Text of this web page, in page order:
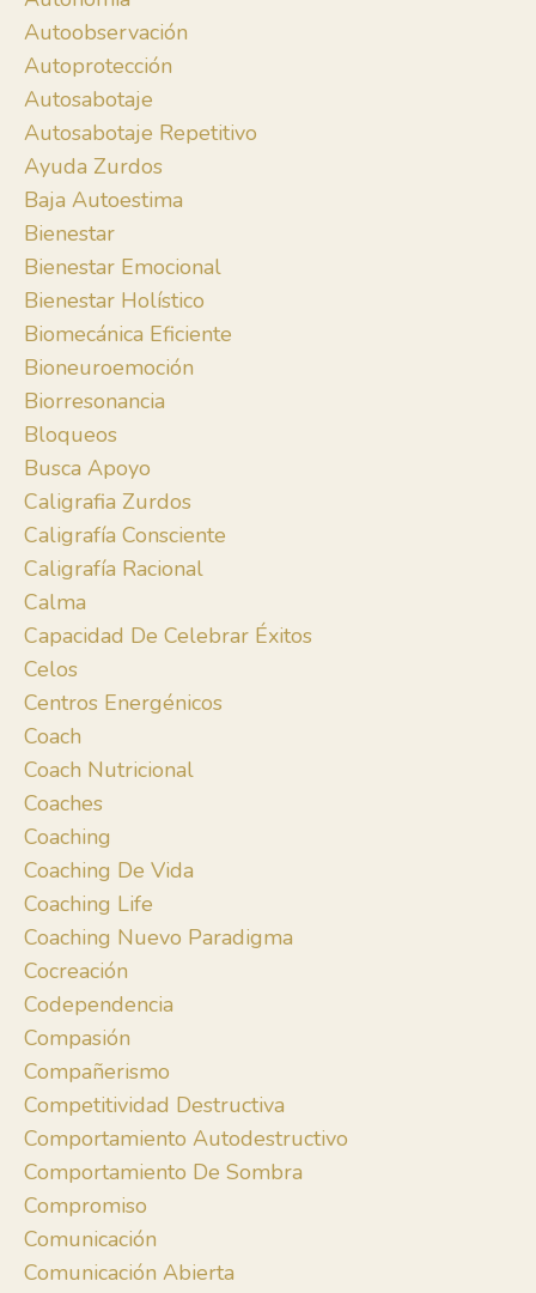
Autoobservación
Autoprotección
Autosabotaje
Autosabotaje Repetitivo
Ayuda Zurdos
Baja Autoestima
Bienestar
Bienestar Emocional
Bienestar Holístico
Biomecánica Eficiente
Bioneuroemoción
Biorresonancia
Bloqueos
Busca Apoyo
Caligrafia Zurdos
Caligrafía Consciente
Caligrafía Racional
Calma
Capacidad De Celebrar Éxitos
Celos
Centros Energénicos
Coach
Coach Nutricional
Coaches
Coaching
Coaching De Vida
Coaching Life
Coaching Nuevo Paradigma
Cocreación
Codependencia
Compasión
Compañerismo
Competitividad Destructiva
Comportamiento Autodestructivo
Comportamiento De Sombra
Compromiso
Comunicación
Comunicación Abierta